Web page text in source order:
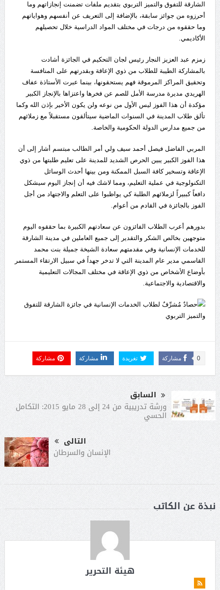
الشارقة للتفوق والتميز التربوي بتقديم ملفات تضمنت إنجازاتهم وما
أحرزوه من جوائز سابقة، بالإضافة إلى التعريف عن أنفسهم وهواياتهم
وما حققوه من درجات في مختلف المواد الدراسية خلال تحصيلهم
الأكاديمي.
زمزم عبد العزيز النجار رئيس لجان التحكيم في الجائزة أشادت
بالمشاركة الطيبة للطلاب من ذوي الإعاقة وبقدرتهم على المنافسة
وتحقيق المراكز المرموقة فهم يستحقونها، بينما عبرت الأستاذة عفاف
الهريدي مديرة مدرسة الأمل للصم عن فخرها واعتزاها بالإنجاز الكبير
مؤكدة أن هذا الفوز ليس الأول من نوعه ولن يكون الأخير بإذن الله وكما
تألق طلاب المدينة في السنوات الماضية سيتألقون مستقبلاً مع زملائهم
من جميع مدارس الدولة الحكومية والخاصة.
المربي الفاضل فيصل أحمد سيف ولي أمر الطالب مبتسم أشار إلى أن
هذا الفوز الكبير يبين الحرص الشديد للمدينة على تعليم طلبتها من ذوي
الإعاقة وتسخير كافة السبل الممكنة ومن بينها أحدث الوسائل
التكنولوجية في عملية التعليم، ومما لاشك فيه أن إنجاز اليوم سيشكل
دافعاً كببيراً لزملائهم الطلبة كي يواظبوا على التعلم والاجتهاد من أجل
الفوز بالجائزة في القادم من أعوام.
بدورهم أعرب الطلاب الفائزون عن سعادتهم الكبيرة بما حققوه اليوم
متوجهين بخالص الشكر والتقدير إلى جميع العاملين في مدينة الشارقة
للخدمات الإنسانية وفي مقدمتهم سعادة الشيخة جميلة بنت محمد
القاسمي مدير عام المدينة التي لا تدخر جهداً في سبيل الارتقاء المستمر
بأوضاع الأشخاص من ذوي الإعاقة في مختلف المجالات التعليمية
والاقتصادية والاجتماعية.
مشاركة 0 تغريدة مشاركة مشاركة
السابق
ورشة تدريبية من 24 إلى 28 مايو 2015: التكامل
الحسي
التالى
الإنسان والسرطان
نبذة عن الكاتب
هيئة التحرير